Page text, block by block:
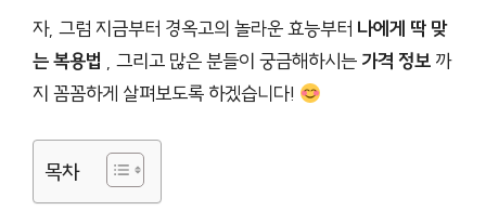
자, 그럼 지금부터 경옥고의 놀라운 효능부터 나에게 딱 맞
는 복용법 , 그리고 많은 분들이 궁금해하시는 가격 정보 까
지 꼼꼼하게 살펴보도록 하겠습니다!
목차